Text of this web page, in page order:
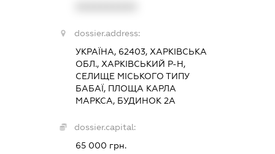
dossier.address:
УКРАЇНА, 62403, ХАРКІВСЬКА
ОБЛ., ХАРКІВСЬКИЙ Р-Н,
СЕЛИЩЕ МІСЬКОГО ТИПУ
БАБАЇ, ПЛОЩА КАРЛА
МАРКСА, БУДИНОК 2А
dossier.capital:
65 000 грн.